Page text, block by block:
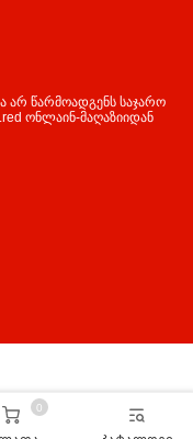
0
არ წარმოადგენს საჯარო
ონლაინ-მაღაზიიდან